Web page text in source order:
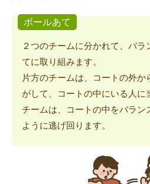
ボールあて
２つのチームに分かれて、バ
てに取り組みます。
片方のチームは、コートの外
がして、コートの中にいる人に
チームは、コートの中をバラン
ように逃げ回ります。